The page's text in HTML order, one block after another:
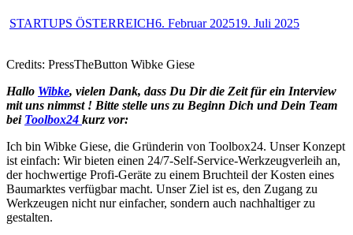
STARTUPS ÖSTERREICH6. Februar 202519. Juli 2025
Credits: PressTheButton Wibke Giese
Hallo Wibke, vielen Dank, dass Du Dir die Zeit für ein Interview
mit uns nimmst ! Bitte stelle uns zu Beginn Dich und Dein Team
bei Toolbox24 kurz vor:
Ich bin Wibke Giese, die Gründerin von Toolbox24. Unser Konzept
ist einfach: Wir bieten einen 24/7-Self-Service-Werkzeugverleih an,
der hochwertige Profi-Geräte zu einem Bruchteil der Kosten eines
Baumarktes verfügbar macht. Unser Ziel ist es, den Zugang zu
Werkzeugen nicht nur einfacher, sondern auch nachhaltiger zu
gestalten.